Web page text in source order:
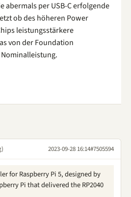
abermals per USB-C erfolgende
ob des höheren Power
leistungsstärkere
von der Foundation
2023-09-28 16:14#7505594
for Raspberry Pi 5, designed by
Pi that delivered the RP2040